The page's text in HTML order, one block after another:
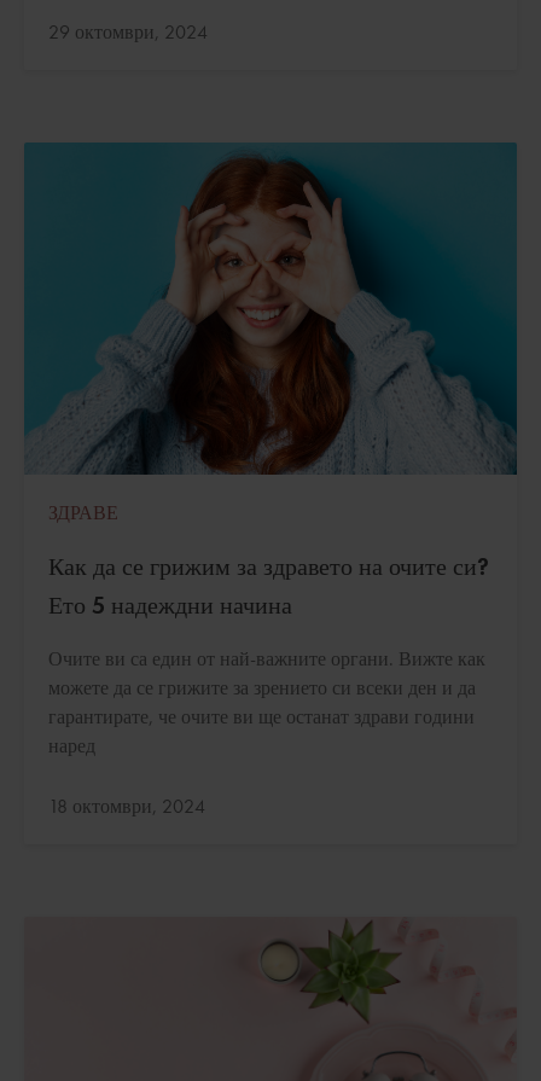
Актуализирано:
29 октомври, 2024
ЗДРАВЕ
Как да се грижим за здравето на очите си?
Ето 5 надеждни начина
Очите ви са един от най-важните органи. Вижте как
можете да се грижите за зрението си всеки ден и да
гарантирате, че очите ви ще останат здрави години
наред
Актуализирано:
18 октомври, 2024